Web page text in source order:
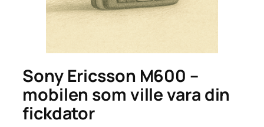
Sony Ericsson M600 –
mobilen som ville vara din
fickdator